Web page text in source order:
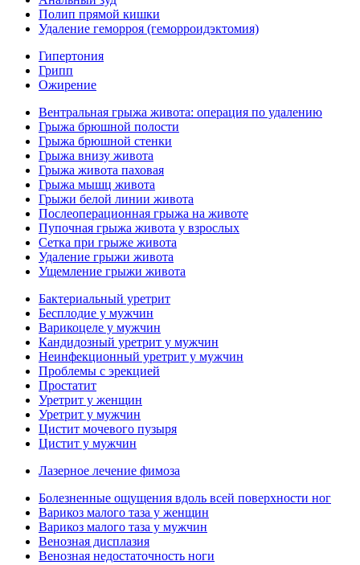
Полип прямой кишки
Удаление геморроя (геморроидэктомия)
Гипертония
Грипп
Ожирение
Вентральная грыжа живота: операция по удалению
Грыжа брюшной полости
Грыжа брюшной стенки
Грыжа внизу живота
Грыжа живота паховая
Грыжа мышц живота
Грыжи белой линии живота
Послеоперационная грыжа на животе
Пупочная грыжа живота у взрослых
Сетка при грыже живота
Удаление грыжи живота
Ущемление грыжи живота
Бактериальный уретрит
Бесплодие у мужчин
Варикоцеле у мужчин
Кандидозный уретрит у мужчин
Неинфекционный уретрит у мужчин
Проблемы с эрекцией
Простатит
Уретрит у женщин
Уретрит у мужчин
Цистит мочевого пузыря
Цистит у мужчин
Лазерное лечение фимоза
Болезненные ощущения вдоль всей поверхности ног
Варикоз малого таза у женщин
Варикоз малого таза у мужчин
Венозная дисплазия
Венозная недостаточность ноги